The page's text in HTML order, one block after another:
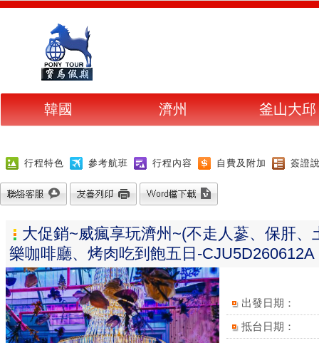
韓國 濟州 釜山大邱
行程特色 參考航班 行程內容 自費及附加 簽證
大促銷~威瘋享玩濟州~(不走人蔘、保肝
樂咖啡廳、烤肉吃到飽五日-CJU5D260612A
出發日期：
抵台日期：